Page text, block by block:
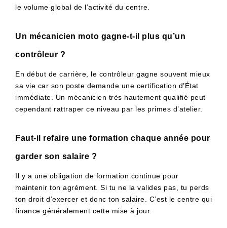
le volume global de l’activité du centre.
Un mécanicien moto gagne-t-il plus qu’un
contrôleur ?
En début de carrière, le contrôleur gagne souvent mieux
sa vie car son poste demande une certification d’État
immédiate. Un mécanicien très hautement qualifié peut
cependant rattraper ce niveau par les primes d’atelier.
Faut-il refaire une formation chaque année pour
garder son salaire ?
Il y a une obligation de formation continue pour
maintenir ton agrément. Si tu ne la valides pas, tu perds
ton droit d’exercer et donc ton salaire. C’est le centre qui
finance généralement cette mise à jour.